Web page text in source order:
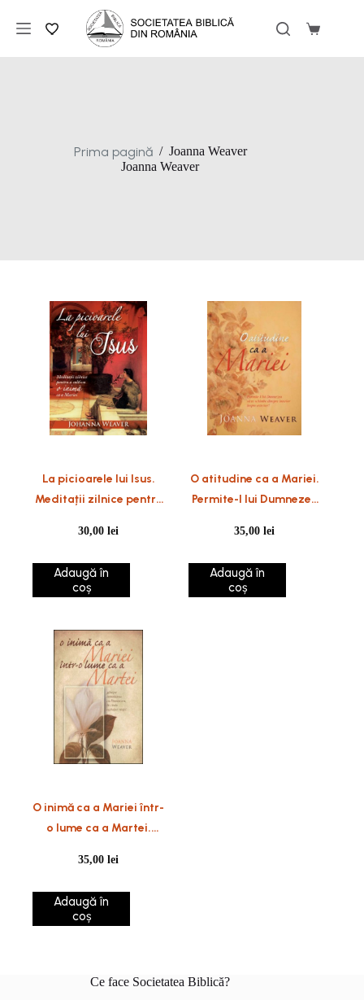
conținut
Coș
Prima pagină / Joanna Weaver
Joanna Weaver
La picioarele lui Isus.
Meditații zilnice pentru
30,00lei
Adaugă în
coș
O atitudine ca a Mariei.
Permite-I lui Dumnezeu
interior înspre exterior
35,00lei
Adaugă în
coș
O inimă ca a Mariei într-
o lume ca a Martei.
Dumnezeu, în ciuda
agitației vieții
35,00lei
Adaugă în
coș
Ce face Societatea Biblică?